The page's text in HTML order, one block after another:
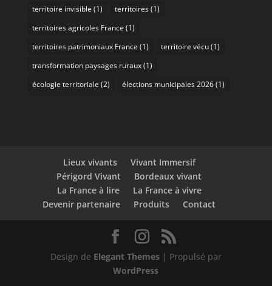
territoire invisible (1) territoires(1)
territoires agricoles France (1)
territoires patrimoniaux France (1) territoire vécu(1)
transformation paysages ruraux(1)
écologie territoriale (2) élections municipales 2026(1)
Lieux vivants
Vivant Immersif
Périgord Vivant
Bordeaux vivant
La France à lire
La France à vivre
Devenir partenaire
Produits Contact
Design de Elegant Themes| Propulsé par
WordPress